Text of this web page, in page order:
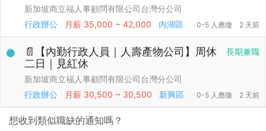
新加坡商立福人事顧問有限公司台灣分公司
行政辦公
月薪 35,000 ~ 42,000 內湖區 0-5 人應徵 2 天前
長期兼職
📄【內勤行政人員｜人壽產物公司】周休
二日｜見紅休
新加坡商立福人事顧問有限公司台灣分公司
行政辦公
月薪 30,500 ~ 30,500 新興區 0-5 人應徵 2 天前
想收到類似職缺的通知嗎？